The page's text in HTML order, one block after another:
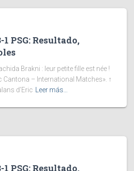
PSG: Resultado,
Brakni : leur petite fille est née !
Cantona – International Matches». ↑
d’Eric Leer más…
PSG: Resultado,